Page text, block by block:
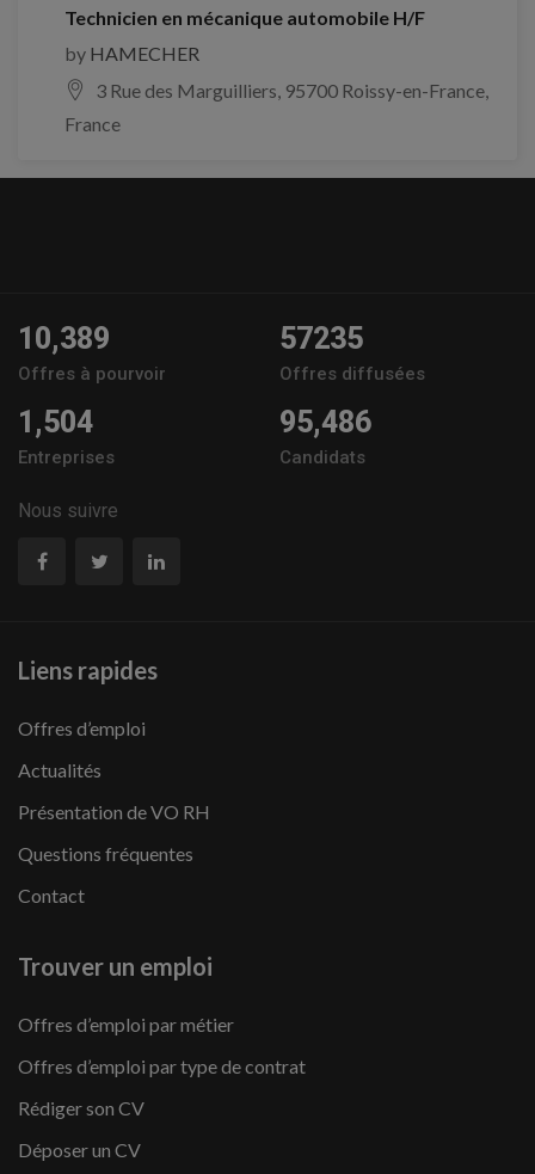
Technicien en mécanique automobile H/F
by HAMECHER
3 Rue des Marguilliers, 95700 Roissy-en-France,
France
10,389
Offres à pourvoir
57235
Offres diffusées
1,504
Entreprises
95,486
Candidats
Nous suivre
Liens rapides
Offres d’emploi
Actualités
Présentation de VO RH
Questions fréquentes
Contact
Trouver un emploi
Offres d’emploi par métier
Offres d’emploi par type de contrat
Rédiger son CV
Déposer un CV